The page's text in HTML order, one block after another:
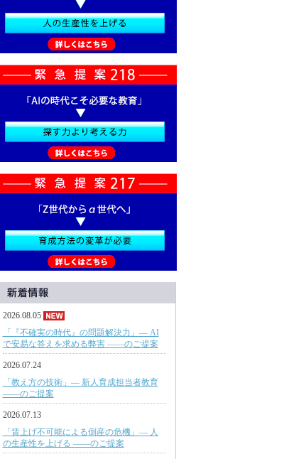
2026.08.05
「『不確実の時代』の問題解決力」— AI
で安易な答えを求める弊害 ——のご提案
2026.07.24
「教え方の技術」— 新人育成担当者教育
——のご提案
2026.07.13
「賃上げ不可能による倒産の危機」— 人
の生産性を上げる ——のご提案